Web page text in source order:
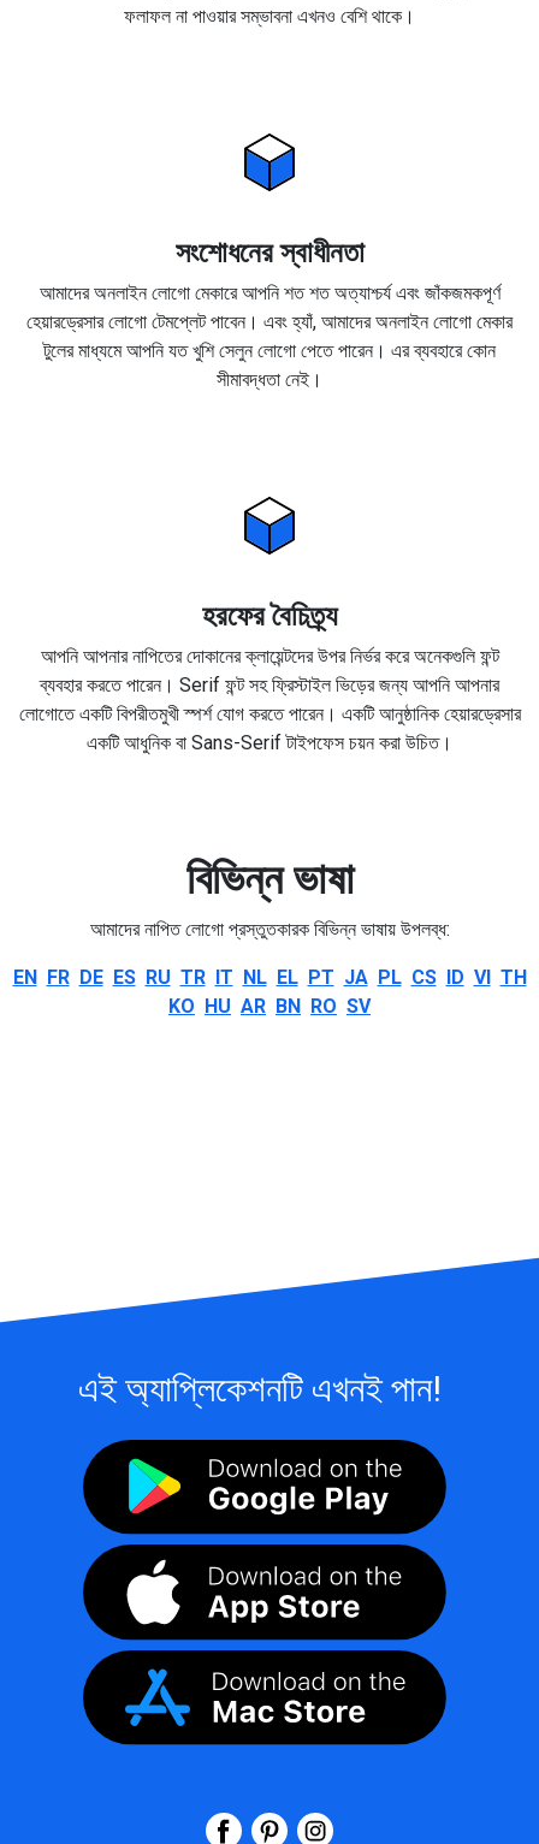
ফলাফল না পাওয়ার সম্ভাবনা এখনও বেশি থাকে।
সংশোধনের স্বাধীনতা
আমাদের অনলাইন লোগো মেকারে আপনি শত শত অত্যাশ্চর্য এবং জাঁকজমকপূর্ণ
হেয়ারড্রেসার লোগো টেমপ্লেট পাবেন। এবং হ্যাঁ, আমাদের অনলাইন লোগো মেকার
টুলের মাধ্যমে আপনি যত খুশি সেলুন লোগো পেতে পারেন। এর ব্যবহারে কোন
সীমাবদ্ধতা নেই।
হরফের বৈচিত্র্য
আপনি আপনার নাপিতের দোকানের ক্লায়েন্টদের উপর নির্ভর করে অনেকগুলি ফন্ট
ব্যবহার করতে পারেন। Serif ফন্ট সহ ফ্রিস্টাইল ভিড়ের জন্য আপনি আপনার
লোগোতে একটি বিপরীতমুখী স্পর্শ যোগ করতে পারেন। একটি আনুষ্ঠানিক হেয়ারড্রেসার
একটি আধুনিক বা Sans-Serif টাইপফেস চয়ন করা উচিত।
বিভিন্ন ভাষা
আমাদের নাপিত লোগো প্রস্তুতকারক বিভিন্ন ভাষায় উপলব্ধ:
EN FR DE ES RU TR IT NL EL PT JA PL CS ID VI TH
KO HU AR BN RO SV
এই অ্যাপ্লিকেশনটি এখনই পান!